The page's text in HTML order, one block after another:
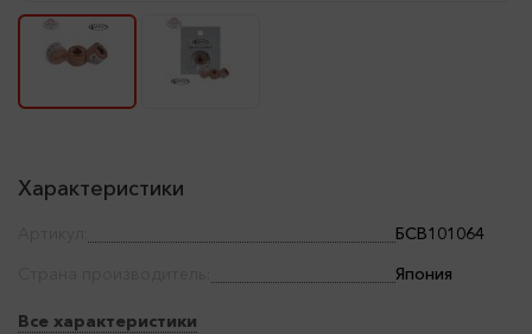
Характеристики
БСВ101064
Япония
Все характеристики